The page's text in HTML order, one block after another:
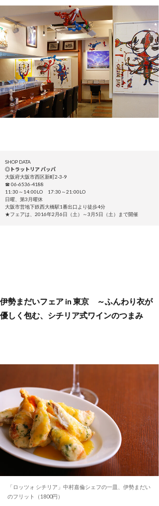
SHOP DATA
◎トラットリア パッパ
大阪府大阪市西区新町2-3-9
☎ 06-6536-4188
11:30～14:00LO 17:30～21:00LO
日曜、第3月曜休
大阪市営地下鉄西大橋駅1番出口より徒歩4分
★フェアは、2016年2月6日（土）～3月5日（土）まで開催
伊勢まだいフェア in 東京 ～ふんわり衣が
優しく包む、シチリア式ワインのつまみ
「ロッツォ シチリア」中村嘉倫シェフの一皿、伊勢まだい
のフリット（1800円）